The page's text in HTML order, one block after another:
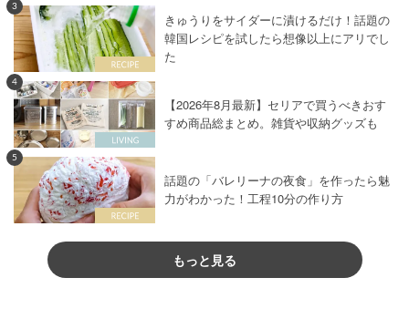
3
きゅうりをサイダーに漬けるだけ！話題の
韓国レシピを試したら想像以上にアリでし
た
4
【2026年8月最新】セリアで買うべきおす
すめ商品総まとめ。雑貨や収納グッズも
5
話題の「バレリーナの夜食」を作ったら魅
力がわかった！工程10分の作り方
もっと見る